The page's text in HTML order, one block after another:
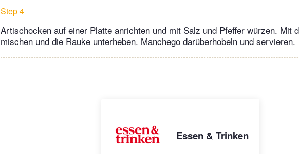
Step 4
Artischocken auf einer Platte anrichten und mit Salz und Pfeffer würzen. Mit
mischen und die Rauke unterheben. Manchego darüberhobeln und servieren.
Essen & Trinken